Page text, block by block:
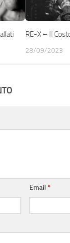
RE-X – Il
28/09/2023
Email *